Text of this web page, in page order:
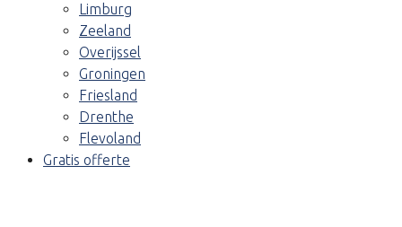
Limburg
Zeeland
Overijssel
Groningen
Friesland
Drenthe
Flevoland
Gratis offerte